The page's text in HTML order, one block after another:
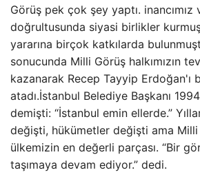
Görüş pek çok şey yaptı. inancımız
doğrultusunda siyasi birlikler
yararına birçok katkılarda
sonucunda Milli Görüş halkımızın
kazanarak Recep Tayyip Erdoğan'ı
atadı.İstanbul Belediye Başkanı
demişti: “İstanbul emin ellerde.”
değişti, hükümetler değişti ama Milli
ülkemizin en değerli parçası. “Bir
taşımaya devam ediyor.” dedi.